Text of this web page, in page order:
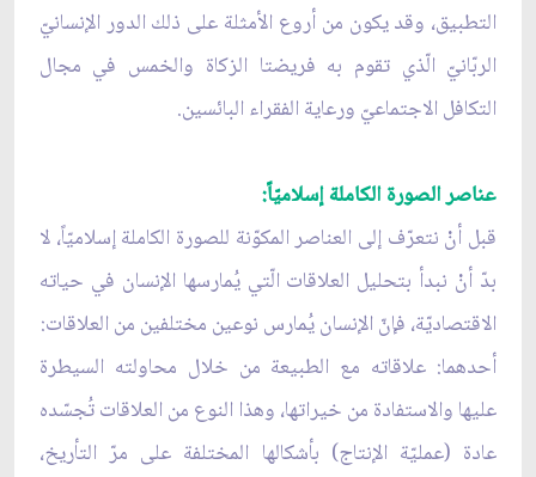
التطبيق، وقد يكون من أروع الأمثلة على ذلك الدور الإنسانيّ
الربّانيّ الّذي تقوم به فريضتا الزكاة والخمس في مجال
التكافل الاجتماعيّ ورعاية الفقراء البائسين.
عناصر الصورة الكاملة إسلاميّاً:
قبل أنْ نتعرّف إلى العناصر المكوّنة للصورة الكاملة إسلاميّاً، لا
بدّ أنْ نبدأ بتحليل العلاقات الّتي يُمارسها الإنسان في حياته
الاقتصاديّة، فإنّ الإنسان يُمارس نوعين مختلفين من العلاقات:
أحدهما: علاقاته مع الطبيعة من خلال محاولته السيطرة
عليها والاستفادة من خيراتها، وهذا النوع من العلاقات تُجسّده
عادة (عمليّة الإنتاج) بأشكالها المختلفة على مرّ التأريخ،